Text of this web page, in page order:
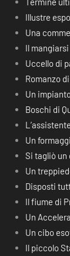
Illustre
Una
Il
Uccello di
Romanzo
Un
Boschi di
Un
Si tagliò un
Un
Disposti
Il fiume di
Un
Un cibo
Il piccolo